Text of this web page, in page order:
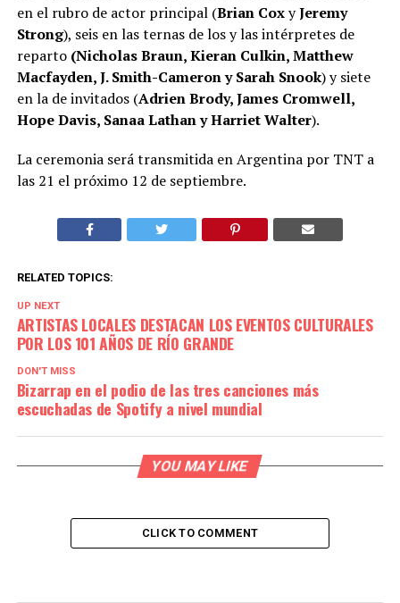
en el rubro de actor principal (Brian CoxyJeremy
Strong), seis en las ternas de los y las intérpretes de
reparto(Nicholas Braun, Kieran Culkin, Matthew
Macfayden, J. Smith-Cameron y Sarah Snook) y siete
en la de invitados (Adrien Brody, James Cromwell,
Hope Davis, Sanaa Lathan y Harriet Walter).
La ceremonia será transmitida en Argentina por TNT a
las 21 el próximo 12 de septiembre.
RELATED TOPICS:
UP NEXT
ARTISTAS LOCALES DESTACAN LOS EVENTOS CULTURALES
POR LOS 101 AÑOS DE RÍO GRANDE
DON'T MISS
Bizarrap en el podio de las tres canciones más
escuchadas de Spotify a nivel mundial
YOU MAY LIKE
CLICK TO COMMENT